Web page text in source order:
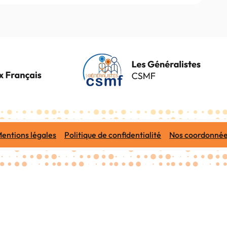
légales Politique de confidentialité Nos